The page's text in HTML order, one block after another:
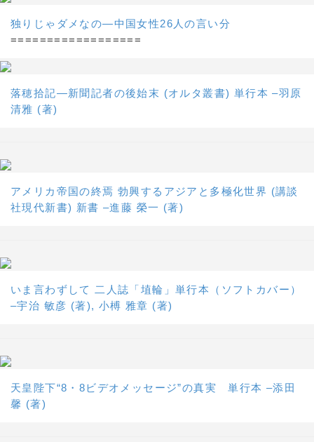
独りじゃダメなの―中国女性26人の言い分
==================
落穂拾記―新聞記者の後始末 (オルタ叢書) 単行本 –羽原
清雅 (著)
アメリカ帝国の終焉 勃興するアジアと多極化世界 (講談
社現代新書) 新書 –進藤 榮一 (著)
いま言わずして 二人誌「埴輪」単行本（ソフトカバー）
–宇治 敏彦 (著), 小榑 雅章 (著)
天皇陛下“8・8ビデオメッセージ”の真実 単行本 –添田
馨 (著)